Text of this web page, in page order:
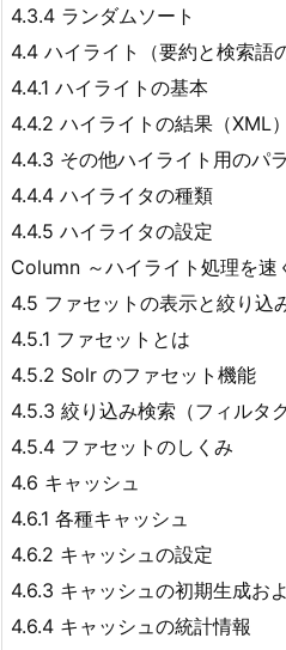
4.3.4 ランダムソート
4.4 ハイライト（要約と検索語
4.4.1 ハイライトの基本
4.4.2 ハイライトの結果（XML）
4.4.3 その他ハイライト用のパ
4.4.4 ハイライタの種類
4.4.5 ハイライタの設定
Column ～ハイライト処理を速
4.5 ファセットの表示と絞り込
4.5.1 ファセットとは
4.5.2 Solr のファセット機能
4.5.3 絞り込み検索（フィルタ
4.5.4 ファセットのしくみ
4.6 キャッシュ
4.6.1 各種キャッシュ
4.6.2 キャッシュの設定
4.6.3 キャッシュの初期生成お
4.6.4 キャッシュの統計情報